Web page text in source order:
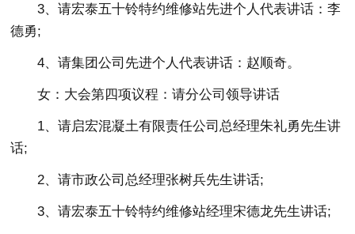
3、请宏泰五十铃特约维修站先进个人代表讲话：李
德勇;
4、请集团公司先进个人代表讲话：赵顺奇。
女：大会第四项议程：请分公司领导讲话
1、请启宏混凝土有限责任公司总经理朱礼勇先生讲
话;
2、请市政公司总经理张树兵先生讲话;
3、请宏泰五十铃特约维修站经理宋德龙先生讲话;